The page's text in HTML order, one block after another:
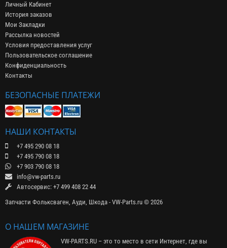
Личный Кабинет
История заказов
Мои Закладки
Рассылка новостей
Условия предоставления услуг
Пользовательское соглашение
Конфиденциальность
Контакты
БЕЗОПАСНЫЕ ПЛАТЕЖИ
НАШИ КОНТАКТЫ
+7 495 290 08 18
+7 495 790 08 18
+7 903 790 08 18
info@vw-parts.ru
Автосервис: +7 499 408 22 44
Запчасти Фольксваген, Ауди, Шкода - VW-Parts.ru © 2026
О НАШЕМ МАГАЗИНЕ
VW-PARTS.RU – это то место в сети Интернет, где вы